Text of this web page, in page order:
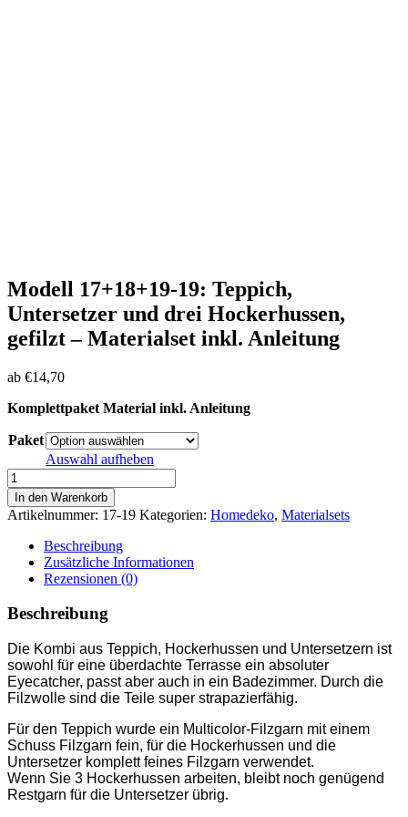
Modell 17+18+19-19: Teppich,
Untersetzer und drei Hockerhussen,
gefilzt – Materialset inkl. Anleitung
ab €14,70
Komplettpaket Material inkl. Anleitung
Paket
Auswahl aufheben
Modell
17+18+19-
19:
Teppich,
Untersetzer
Hockerhussen,
gefilzt
-
Materialset
inkl.
Anleitung
Menge
In den Warenkorb
Artikelnummer: 17-19 Kategorien: Homedeko, Materialsets
Beschreibung
Zusätzliche Informationen
Rezensionen (0)
Beschreibung
Die Kombi aus Teppich, Hockerhussen und Untersetzern ist
sowohl für eine überdachte Terrasse ein absoluter
Eyecatcher, passt aber auch in ein Badezimmer. Durch die
Filzwolle sind die Teile super strapazierfähig.
Für den Teppich wurde ein Multicolor-Filzgarn mit einem
Schuss Filzgarn fein, für die Hockerhussen und die
Untersetzer komplett feines Filzgarn verwendet.
Wenn Sie 3 Hockerhussen arbeiten, bleibt noch genügend
Restgarn für die Untersetzer übrig.